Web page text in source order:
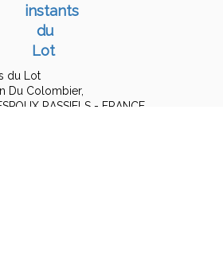
instants
du
Lot
du Lot
Du Colombier,
RASSIELS - FRANCE